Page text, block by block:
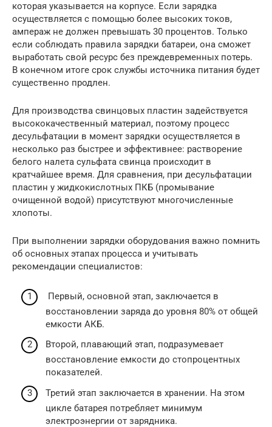
которая указывается на корпусе. Если зарядка
осуществляется с помощью более высоких токов,
ампераж не должен превышать 30 процентов. Только
если соблюдать правила зарядки батареи, она сможет
выработать свой ресурс без преждевременных потерь.
В конечном итоге срок службы источника питания будет
существенно продлен.
Для производства свинцовых пластин задействуется
высококачественный материал, поэтому процесс
десульфатации в момент зарядки осуществляется в
несколько раз быстрее и эффективнее: растворение
белого налета сульфата свинца происходит в
кратчайшее время. Для сравнения, при десульфатации
пластин у жидкокислотных ПКБ (промывание
очищенной водой) присутствуют многочисленные
хлопоты.
При выполнении зарядки оборудования важно помнить
об основных этапах процесса и учитывать
рекомендации специалистов:
Первый, основной этап, заключается в
восстановлении заряда до уровня 80% от общей
емкости АКБ.
Второй, плавающий этап, подразумевает
восстановление емкости до стопроцентных
показателей.
Третий этап заключается в хранении. На этом
цикле батарея потребляет минимум
электроэнергии от зарядника.